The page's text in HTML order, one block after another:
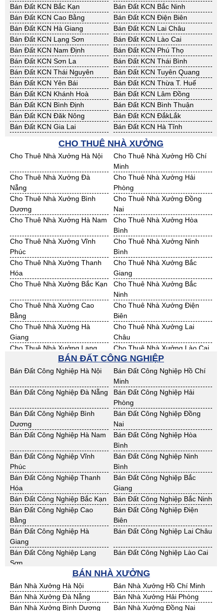
Bán Đất KCN Bắc Kạn
Bán Đất KCN Bắc Ninh
Bán Đất KCN Cao Bằng
Bán Đất KCN Điện Biên
Bán Đất KCN Hà Giang
Bán Đất KCN Lai Châu
Bán Đất KCN Lạng Sơn
Bán Đất KCN Lào Cai
Bán Đất KCN Nam Định
Bán Đất KCN Phú Thọ
Bán Đất KCN Sơn La
Bán Đất KCN Thái Bình
Bán Đất KCN Thái Nguyên
Bán Đất KCN Tuyên Quang
Bán Đất KCN Yên Bái
Bán Đất KCN Thừa T. Huế
Bán Đất KCN Khánh Hoà
Bán Đất KCN Lâm Đồng
Bán Đất KCN Bình Định
Bán Đất KCN Bình Thuận
Bán Đất KCN Đăk Nông
Bán Đất KCN ĐắkLắk
Bán Đất KCN Gia Lai
Bán Đất KCN Hà Tĩnh
Bán Đất KCN Nghệ An
Bán Đất KCN Ninh Thuận
Bán Đất KCN Phú Yên
Bán Đất KCN Quảng Bình
Bán Đất KCN Quảng Nam
Bán Đất KCN Quảng Ngãi
Bán Đất KCN Bà Rịa - VT
Bán Đất KCN Cần Thơ
Bán Đất KCN An Giang
Bán Đất KCN Bạc Liêu
Bán Đất KCN Bến Tre
Bán Đất KCN Bình Phước
Bán Đất KCN Cà Mau
Bán Đất KCN Đồng Tháp
Bán Đất KCN Hậu Giang
Bán Đất KCN Kiên Giang
Bán Đất KCN Long An
Bán Đất KCN Sóc Trăng
Bán Đất KCN Tây Ninh
Bán Đất KCN Tiền Giang
Bán Đất KCN Trà Vinh
Bán Đất KCN Vĩnh Long
Bán Đất KCN Hải Dương
Bán Đất KCN Hưng Yên
Bán Đất KCN Quảng Ninh
CHO THUÊ NHÀ XƯỞNG
Cho Thuê Nhà Xưởng Hà Nội
Cho Thuê Nhà Xưởng Hồ Chí
Minh
Cho Thuê Nhà Xưởng Đà
Nẵng
Cho Thuê Nhà Xưởng Hải
Phòng
Cho Thuê Nhà Xưởng Bình
Dương
Cho Thuê Nhà Xưởng Đồng
Nai
Cho Thuê Nhà Xưởng Hà Nam
Cho Thuê Nhà Xưởng Hòa
Bình
Cho Thuê Nhà Xưởng Vĩnh
Phúc
Cho Thuê Nhà Xưởng Ninh
Bình
Cho Thuê Nhà Xưởng Thanh
Hóa
Cho Thuê Nhà Xưởng Bắc
Giang
Cho Thuê Nhà Xưởng Bắc Kạn
Cho Thuê Nhà Xưởng Bắc
Ninh
Cho Thuê Nhà Xưởng Cao
Bằng
Cho Thuê Nhà Xưởng Điện
Biên
Cho Thuê Nhà Xưởng Hà
Giang
Cho Thuê Nhà Xưởng Lai
Châu
Cho Thuê Nhà Xưởng Lạng
Cho Thuê Nhà Xưởng Lào Cai
Cho Thuê Nhà Xưởng Nam
Cho Thuê Nhà Xưởng Phú Thọ
Cho Thuê Nhà Xưởng Sơn La
Cho Thuê Nhà Xưởng Thái
Bình
Cho Thuê Nhà Xưởng Thái
Nguyên
Cho Thuê Nhà Xưởng Tuyên
Quang
Cho Thuê Nhà Xưởng Yên Bái
Cho Thuê Nhà Xưởng Thừa T.
Huế
Cho Thuê Nhà Xưởng Khánh
Hoà
Cho Thuê Nhà Xưởng Lâm
Đồng
Cho Thuê Nhà Xưởng Bình
Định
Cho Thuê Nhà Xưởng Bình
Thuận
Cho Thuê Nhà Xưởng Đăk
Nông
Cho Thuê Nhà Xưởng ĐắkLắk
Cho Thuê Nhà Xưởng Gia Lai
Cho Thuê Nhà Xưởng Hà Tĩnh
Cho Thuê Nhà Xưởng Kon
Tum
Cho Thuê Nhà Xưởng Nghệ An
Cho Thuê Nhà Xưởng Ninh
Thuận
Cho Thuê Nhà Xưởng Phú Yên
Cho Thuê Nhà Xưởng Quảng
Bình
Cho Thuê Nhà Xưởng Quảng
Nam
Cho Thuê Nhà Xưởng Quảng
Ngãi
Cho Thuê Nhà Xưởng Bà Rịa -
VT
BÁN ĐẤT CÔNG NGHIỆP
Bán Đất Công Nghiệp Hà Nội
Bán Đất Công Nghiệp Hồ Chí
Minh
Bán Đất Công Nghiệp Đà Nẵng
Bán Đất Công Nghiệp Hải
Phòng
Bán Đất Công Nghiệp Bình
Dương
Bán Đất Công Nghiệp Đồng
Nai
Bán Đất Công Nghiệp Hà Nam
Bán Đất Công Nghiệp Hòa
Bình
Bán Đất Công Nghiệp Vĩnh
Phúc
Bán Đất Công Nghiệp Ninh
Bình
Bán Đất Công Nghiệp Thanh
Hóa
Bán Đất Công Nghiệp Bắc
Giang
Bán Đất Công Nghiệp Bắc Kạn
Bán Đất Công Nghiệp Bắc Ninh
Bán Đất Công Nghiệp Cao
Bằng
Bán Đất Công Nghiệp Điện
Biên
Bán Đất Công Nghiệp Hà
Giang
Bán Đất Công Nghiệp Lai Châu
Bán Đất Công Nghiệp Lạng
Sơn
Bán Đất Công Nghiệp Lào Cai
Bán Đất Công Nghiệp Nam
Định
Bán Đất Công Nghiệp Phú Thọ
Bán Đất Công Nghiệp Sơn La
Bán Đất Công Nghiệp Thái
Bình
BÁN NHÀ XƯỞNG
Bán Nhà Xưởng Hà Nội
Bán Nhà Xưởng Hồ Chí Minh
Bán Nhà Xưởng Đà Nẵng
Bán Nhà Xưởng Hải Phòng
Bán Nhà Xưởng Bình Dương
Bán Nhà Xưởng Đồng Nai